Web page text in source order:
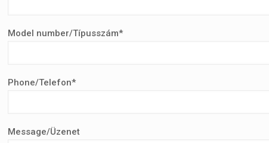
Model number/Típusszám*
Phone/Telefon*
Message/Üzenet